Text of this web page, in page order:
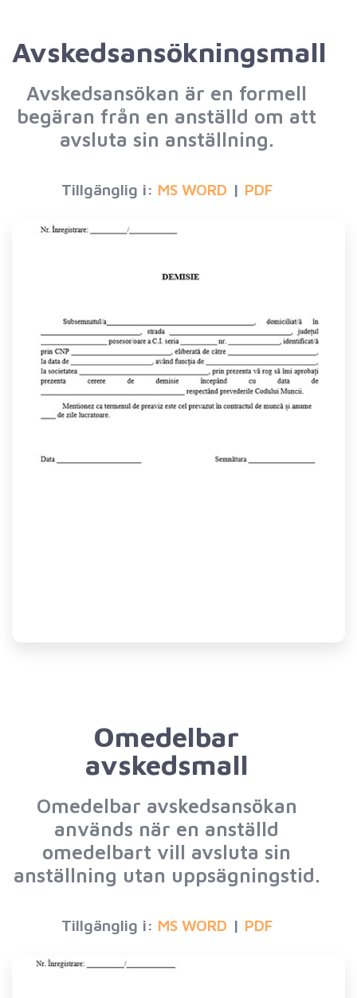
Avskedsansökningsmall
Avskedsansökan är en formell
begäran från en anställd om att
avsluta sin anställning.
Tillgänglig i: MS WORD | PDF
Omedelbar
avskedsmall
Omedelbar avskedsansökan
används när en anställd
omedelbart vill avsluta sin
anställning utan uppsägningstid.
Tillgänglig i: MS WORD | PDF